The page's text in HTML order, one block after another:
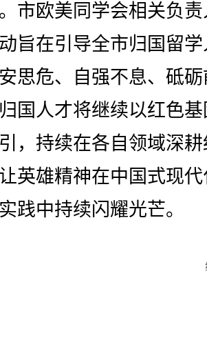
市欧美同学会相关负
旨在引导全市归国留
思危、自强不息、砥
国人才将继续以红色
，持续在各自领域深
英雄精神在中国式现
践中持续闪耀光芒。